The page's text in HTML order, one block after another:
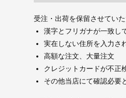
受注・出荷を保留させてい
漢字とフリガナが一致し
実在しない住所を入力さ
高額な注文、大量注文
クレジットカードが不正
その他当店にて確認必要